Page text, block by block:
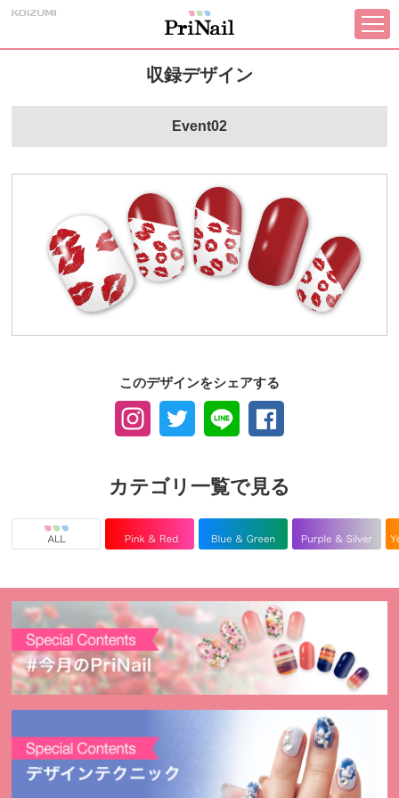
収録デザイン
Event02
このデザインをシェアする
カテゴリ一覧で見る